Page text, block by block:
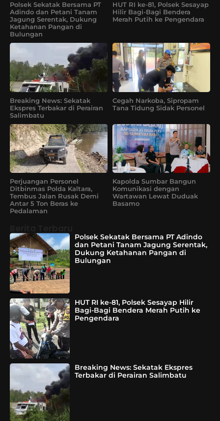
Polsek Sekatak Bersama PT
Adindo dan Petani Tanam
Jagung Serentak, Dukung
Ketahanan Pangan di
Bulungan
HUT RI ke-81, Polsek Sesayap
Hilir Bagi-Bagi Bendera
Merah Putih ke Pengendara
Breaking News: Sekatak
Ekspres Terbakar di Perairan
Salimbatu
Cegah Narkoba, Sipropam
Tana Tidung Sidak Personel
Perjuangan Personel
Ditbinmas Polda Kaltara,
Tembus Jalan Rusak Demi
Antar 5 Ton Beras ke
Pedalaman
Kapolda Sumbar Bangun
Komunikasi dengan
Wartawan Lewat Duduak
Basamo
Polsek Sekatak Bersama PT Adindo
dan Petani Tanam Jagung Serentak,
Dukung Ketahanan Pangan di
Bulungan
HUT RI ke-81, Polsek Sesayap Hilir
Bagi-Bagi Bendera Merah Putih ke
Pengendara
Breaking News: Sekatak Ekspres
Terbakar di Perairan Salimbatu